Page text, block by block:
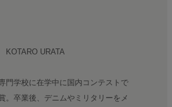
URATA
門学校に在学中に国内コンテストで
。卒業後、デニムやミリタリーをメ